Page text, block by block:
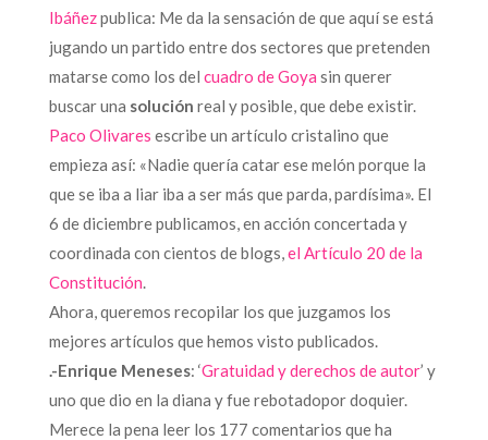
Ibáñezpublica: Me da la sensación de que aquí se está
jugando un partido entre dos sectores que pretenden
matarse como los del cuadro de Goya sin querer
buscar una solución real y posible, que debe existir.
Paco Olivares escribe un artículo cristalino que
empieza así: «Nadie quería catar ese melón porque la
que se iba a liar iba a ser más que parda, pardísima». El
6 de diciembre publicamos, en acción concertada y
coordinada con cientos de blogs,el Artículo 20 de la
Constitución.
Ahora, queremos recopilar los que juzgamos los
mejores artículos que hemos visto publicados.
.-Enrique Meneses: ‘Gratuidad y derechos de autor’ y
uno que dio en la diana y fue rebotadopor doquier.
Merece la pena leer los 177 comentarios que ha